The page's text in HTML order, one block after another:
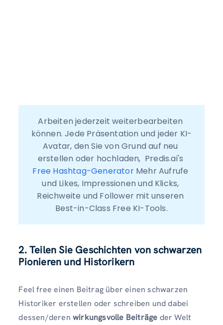
Arbeiten jederzeit weiterbearbeiten
können. Jede Präsentation und jeder KI-
Avatar, den Sie von Grund auf neu
Free Hashtag-Generator Mehr Aufrufe
und Likes, Impressionen und Klicks,
Reichweite und Follower mit unseren
Best-in-Class Free KI-Tools.
2. Teilen Sie Geschichten von schwarzen
Pionieren und Historikern
Feel free einen Beitrag über einen schwarzen
Historiker erstellen oder schreiben und dabei
dessen/deren wirkungsvolle Beiträge der Welt